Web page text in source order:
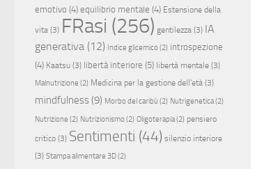
emotivo (4) equilibrio mentale (4) Estensione della
vita (3) FRasi (256) gentilezza (3) IA
generativa (12) Indice glicemico (2) introspezione
(4) Kaatsu (3) libertà interiore (5) libertà mentale (3)
Malnutrizione (2) Medicina per la gestione dell'età (3)
mindfulness (9) Morbo del caribù (2) Nutrigenetica(2)
Nutrizione (2) Nutrizionismo (2) Oligoterapia(2) pensiero
critico (3) Sentimenti (44) silenzio interiore
(3) Stampa alimentare 3D(2)